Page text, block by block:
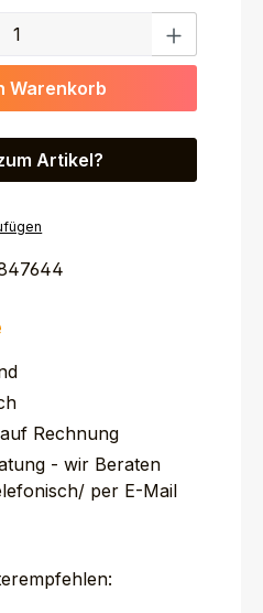
den gewünschten Wert ein
Warenkorb
Artikel?
Rechnung
- wir Beraten
per E-Mail